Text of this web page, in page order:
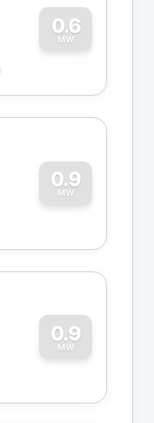
0.6
MW
0
0.9
MW
0
0.9
MW
0